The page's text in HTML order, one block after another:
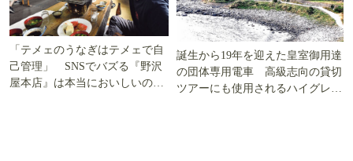
「テメェのうなぎはテメェで自
己管理」 SNSでバズる『野沢
屋本店』は本当においしいの
誕生から19年を迎えた皇室御用達
の団体専用電車 高級志向の貸切
ツアーにも使用されるハイグレー